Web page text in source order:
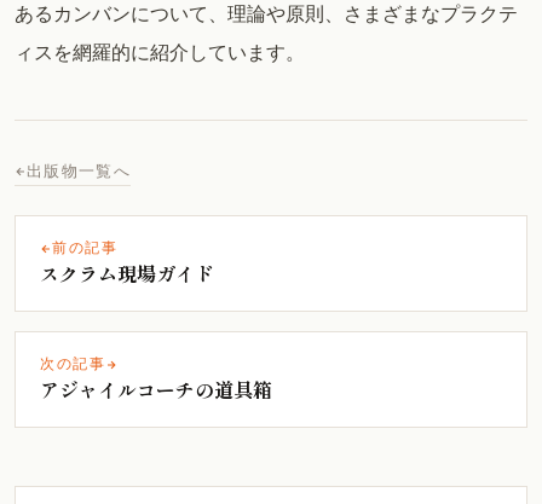
あるカンバンについて、理論や原則、さまざまなプラクテ
ィスを網羅的に紹介しています。
出版物一覧へ
前の記事
スクラム現場ガイド
次の記事
アジャイルコーチの道具箱